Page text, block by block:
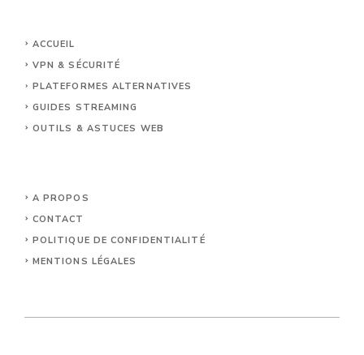
ACCUEIL
VPN & SÉCURITÉ
PLATEFORMES ALTERNATIVES
GUIDES STREAMING
OUTILS & ASTUCES WEB
A PROPOS
CONTACT
POLITIQUE DE CONFIDENTIALITÉ
MENTIONS LÉGALES